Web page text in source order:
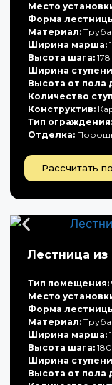
Место
Форма
Материал:
Ширина марша:
Высота шага:
Ширина
Высота от пола
Количество
Конструктив:
Тип ограждения:
Отделка:
Рассчитать
Лестница
Тип помещения:
Место
Форма
Материал:
Ширина марша:
Высота шага:
Ширина
Высота от пола